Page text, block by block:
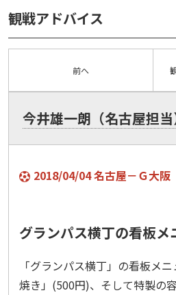
観戦アドバイス
前へ
今井雄一朗（名古屋担当
2018/04/04 名古屋－Ｇ大阪
グランパス横丁の看板メ
「グランパス横丁」の看板メ
焼き」(500円)、そして特製の